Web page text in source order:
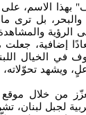
الاسم، على
بل ترى ما
والمشاهدة،
إضافية،
الخيال
ويشهد تحوّلاته،
من خلال
لجبل لبنان،